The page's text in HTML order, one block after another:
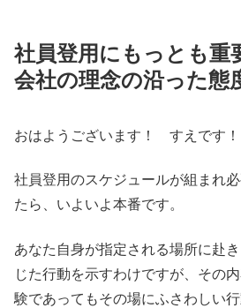
社員登用にもっとも重
会社の理念の沿った態
おはようございます！ すえです！
社員登用のスケジュールが組まれ
たら、いよいよ本番です。
あなた自身が指定される場所に赴
じた行動を示すわけですが、その
験であってもその場にふさわしい